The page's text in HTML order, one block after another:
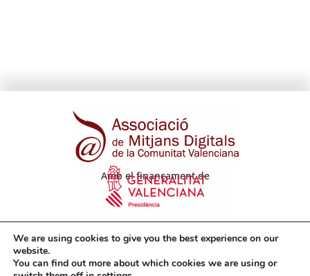
Amb el finançament de
We are using cookies to give you the best experience on our
website.
You can find out more about which cookies we are using or